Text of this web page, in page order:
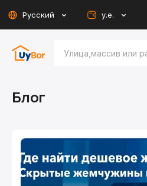
Русский у.е.
Блог